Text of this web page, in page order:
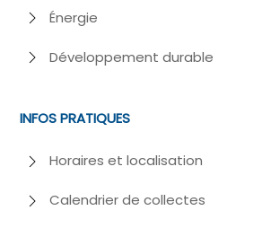
Énergie
Développement durable
INFOS PRATIQUES
Horaires et localisation
Calendrier de collectes